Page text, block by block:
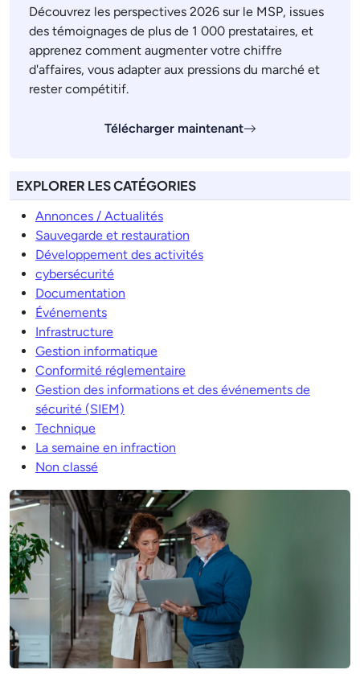
Découvrez les perspectives 2026 sur le MSP, issues
des témoignages de plus de 1 000 prestataires, et
apprenez comment augmenter votre chiffre
d'affaires, vous adapter aux pressions du marché et
rester compétitif.
Télécharger maintenant
EXPLORER LES CATÉGORIES
Annonces / Actualités
Sauvegarde et restauration
Développement des activités
cybersécurité
Documentation
Événements
Infrastructure
Gestion informatique
Conformité réglementaire
Gestion des informations et des événements de
sécurité (SIEM)
Technique
La semaine en infraction
Non classé